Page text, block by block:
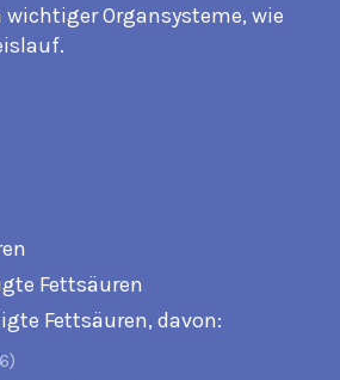
Organsysteme, wie
Fettsäuren
Fettsäuren, davon: